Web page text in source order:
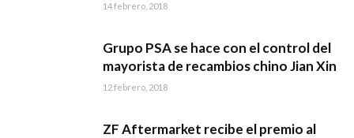
14 febrero, 2018
Grupo PSA se hace con el control del
mayorista de recambios chino Jian Xin
12 febrero, 2018
ZF Aftermarket recibe el premio al